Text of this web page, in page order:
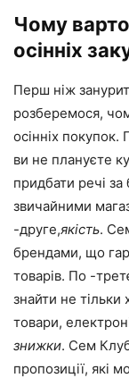
Чому
осінніх
Перш ніж
розберемося,
осінніх
ви не плануєте
придбати речі
звичайними
-друге,якість.
брендами, що
товарів. По -
знайти не тільки
товари,
знижки. Сем
пропозиції, які